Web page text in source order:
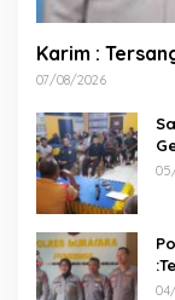
Karim :
07/08/2026